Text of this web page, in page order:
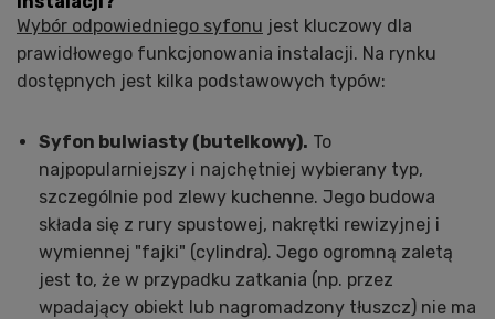
Wybór odpowiedniego syfonu jest kluczowy dla
prawidłowego funkcjonowania instalacji. Na rynku
dostępnych jest kilka podstawowych typów:
Syfon bulwiasty (butelkowy). To
najpopularniejszy i najchętniej wybierany typ,
szczególnie pod zlewy kuchenne. Jego budowa
składa się z rury spustowej, nakrętki rewizyjnej i
wymiennej "fajki" (cylindra). Jego ogromną zaletą
jest to, że w przypadku zatkania (np. przez
wpadający obiekt lub nagromadzony tłuszcz) nie ma